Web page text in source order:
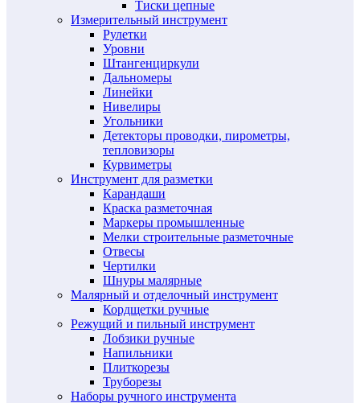
Тиски цепные
Измерительный инструмент
Рулетки
Уровни
Штангенциркули
Дальномеры
Линейки
Нивелиры
Угольники
Детекторы проводки, пирометры,
тепловизоры
Курвиметры
Инструмент для разметки
Карандаши
Краска разметочная
Маркеры промышленные
Мелки строительные разметочные
Отвесы
Чертилки
Шнуры малярные
Малярный и отделочный инструмент
Кордщетки ручные
Режущий и пильный инструмент
Лобзики ручные
Напильники
Плиткорезы
Труборезы
Наборы ручного инструмента